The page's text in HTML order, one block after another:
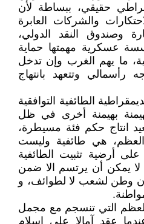
حقيقي، ببساطة لأن
والشركات العابرة
وصندوق النقد الدولي،
عسكرية مهمتها حماية
ما يهم الغرب وإن تدخل
وتتعهد بانتهاج
الطائفية التوافقية
بهيمنة أخرى في ظل
انتاج حكم فئة مسيطرة،
العظم، هي طائفية وليست
على أرضية تثبيت الطائفية
لا يمكن أن يرتسم الا ضمن
وطن لشعب لا لطوائف، و
العظم التي تنسجم مع مجمل
عقد آمالا على اسلام